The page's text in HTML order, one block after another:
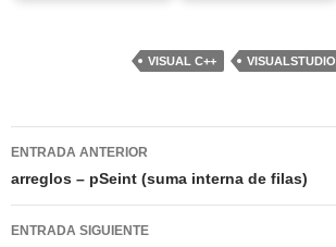
VISUAL C++ VISUALSTUDIO
Navegación
de
entradas
ENTRADA ANTERIOR
arreglos – pSeint (suma interna de filas)
ENTRADA SIGUIENTE